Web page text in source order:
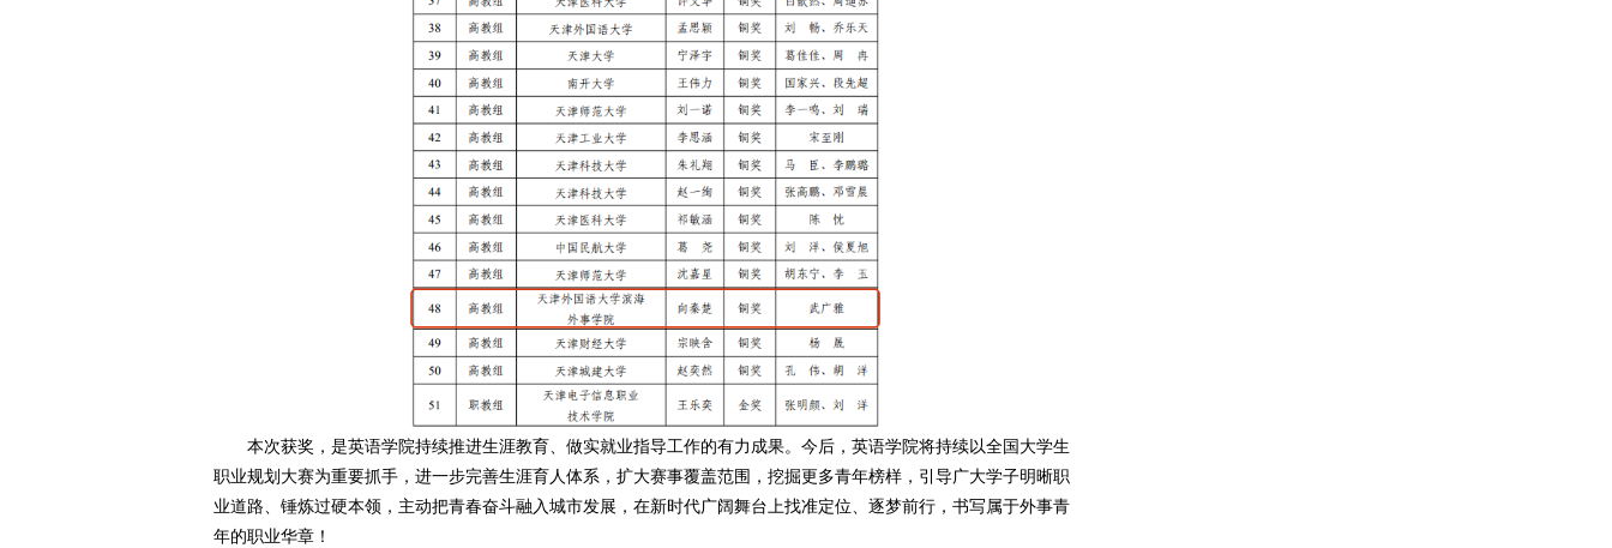
本次获奖，是英语学院持续推进生涯教育、做实就业指导工作的有力成果。 今后， 英语学院将持续以全国大学生
职业规划大赛为重要抓手，进一步完善生涯育人体系，扩大赛事覆盖范围，挖掘更多青年榜样，引导广大学子明晰职
业道路、锤炼过硬本领，主动把青春奋斗融入城市发展，在新时代广阔舞台上找准定位、逐梦前行，书写属于外事青
年的职业华章！